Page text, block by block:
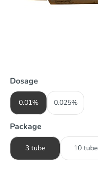
Dosage
0.01% 0.025%
Package
3 tube 10 tube